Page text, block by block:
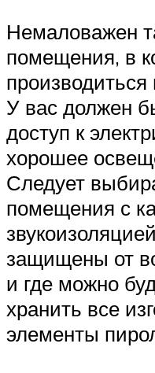
Немаловажен
помещения, в
У вас должен
доступ к
хорошее
Следует
помещения с
защищены от
и где можно
хранить все
элементы